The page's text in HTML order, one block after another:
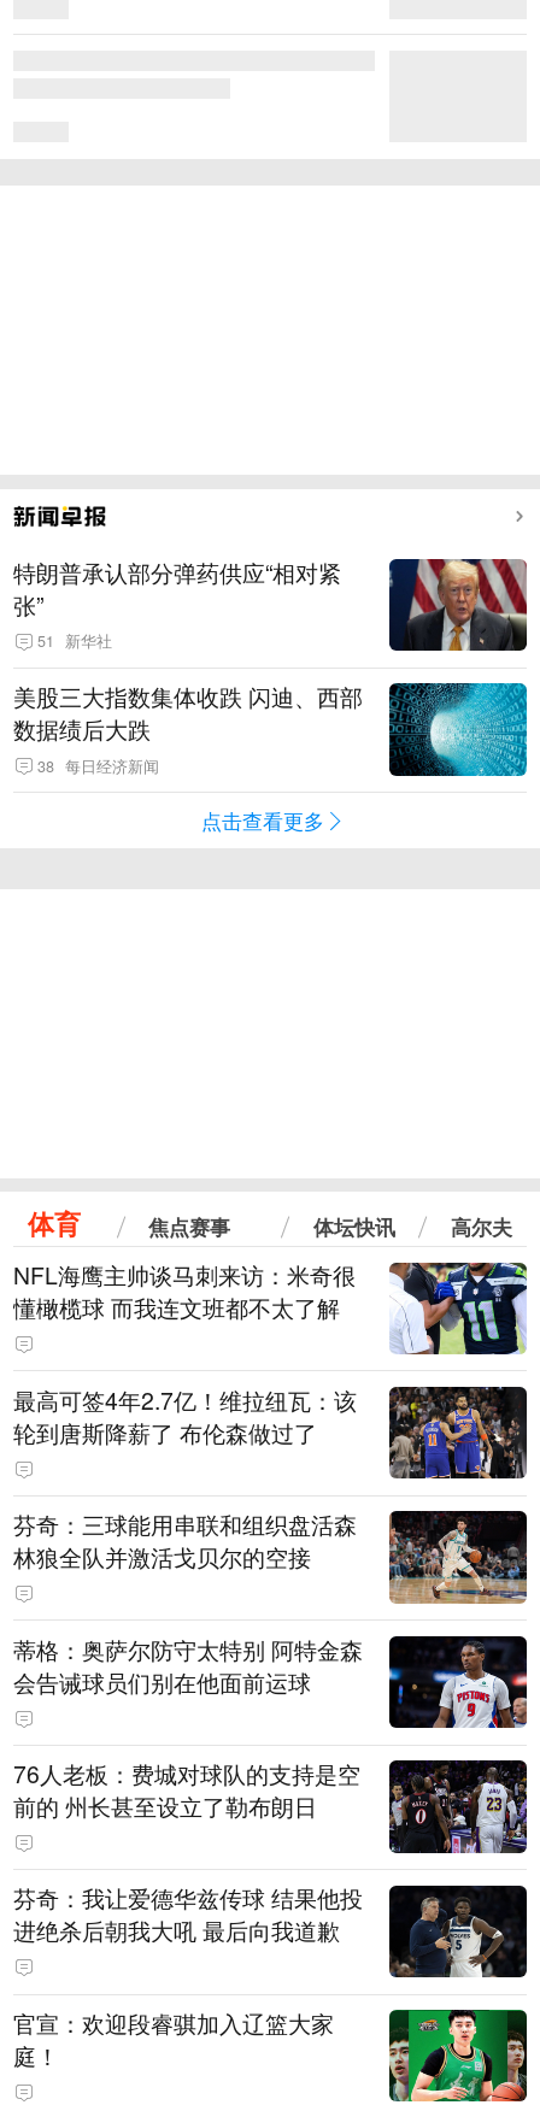
特朗普承认部分弹药供应“相对紧
张”
51 新华社
美股三大指数集体收跌 闪迪、西部
数据绩后大跌
38 每日经济新闻
点击查看更多
体育 焦点赛事 体坛快讯 高尔夫
NFL海鹰主帅谈马刺来访：米奇很
懂橄榄球 而我连文班都不太了解
最高可签4年2.7亿！维拉纽瓦：该
轮到唐斯降薪了 布伦森做过了
芬奇：三球能用串联和组织盘活森
林狼全队并激活戈贝尔的空接
蒂格：奥萨尔防守太特别 阿特金森
会告诫球员们别在他面前运球
76人老板：费城对球队的支持是空
前的 州长甚至设立了勒布朗日
芬奇：我让爱德华兹传球 结果他投
进绝杀后朝我大吼 最后向我道歉
官宣：欢迎段睿骐加入辽篮大家
庭！